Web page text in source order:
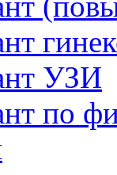
УЗИ
по